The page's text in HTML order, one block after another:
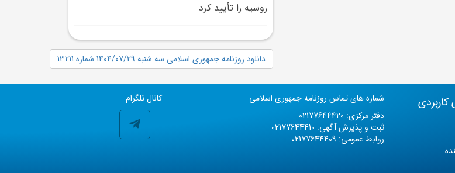
روسيه را تأييد کرد
دانلود روزنامه جمهوری اسلامی سه شنبه 1404/07/29 شماره 13211
کانال تلگرام
شماره های تماس روزنامه جمهوری اسلامی
دفتر مرکزی: 02177644420
ثبت و پذیرش آگهی: 02177644410
روابط عمومی: 02177644409